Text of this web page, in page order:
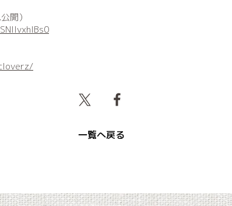
開）
一覧へ戻る